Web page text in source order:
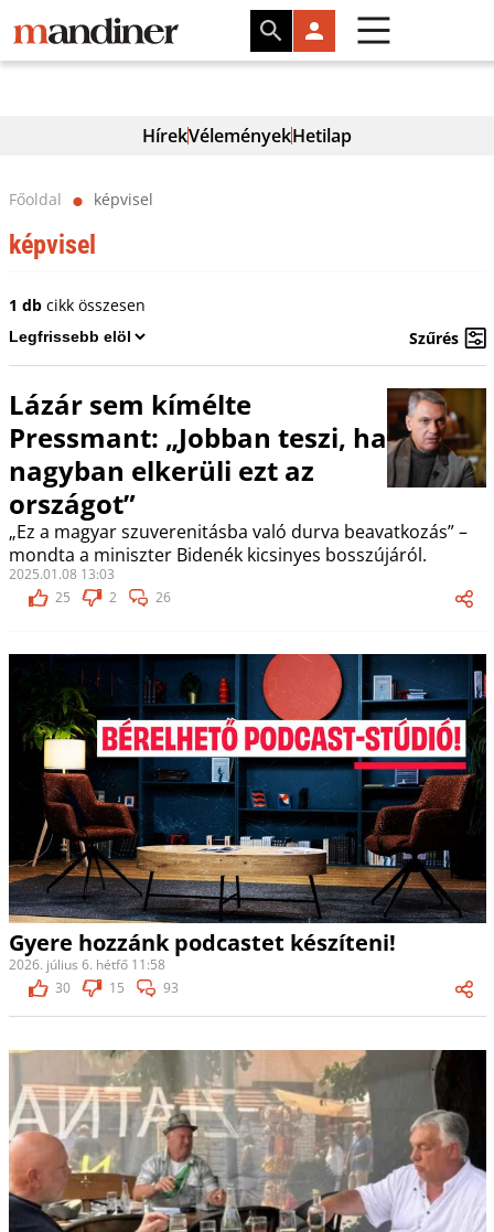
HírekVéleményekHetilap
Főoldal ⬤ képvisel
képvisel
1 dbcikk összesen
Szűrés
Lázár sem kímélte
Pressmant: „Jobban teszi, ha
nagyban elkerüli ezt az
országot”
„Ez a magyar szuverenitásba való durva beavatkozás” –
mondta a miniszter Bidenék kicsinyes bosszújáról.
2025.01.08 13:03
25
2 26
Gyere hozzánk podcastet készíteni!
2026. július 6. hétfő 11:58
30
15 93